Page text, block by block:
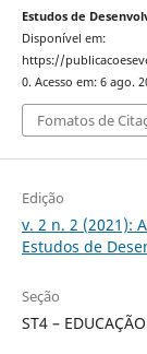
Estudos de
Disponível em:
https://
0. Acesso em: 6 ago.
Fomatos de
Edição
v. 2 n. 2 (2021):
Estudos de
Seção
ST4 –